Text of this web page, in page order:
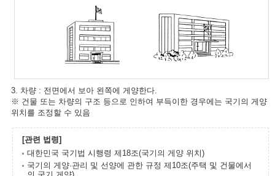
3. 차량 : 전면에서 보아 왼쪽에 게양한다.
※ 건물 또는 차량의 구조 등으로 인하여 부득이한 경우에는 국기의 게양
위치를 조정할 수 있음
[관련 법령]
대한민국 국기법 시행령 제18조(국기의 게양 위치)
국기의 게양·관리 및 선양에 관한 규정 제10조(주택 및 건물에서